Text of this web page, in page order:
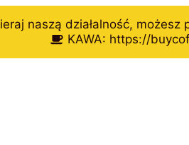
naszą działalność,
KAWA: https://